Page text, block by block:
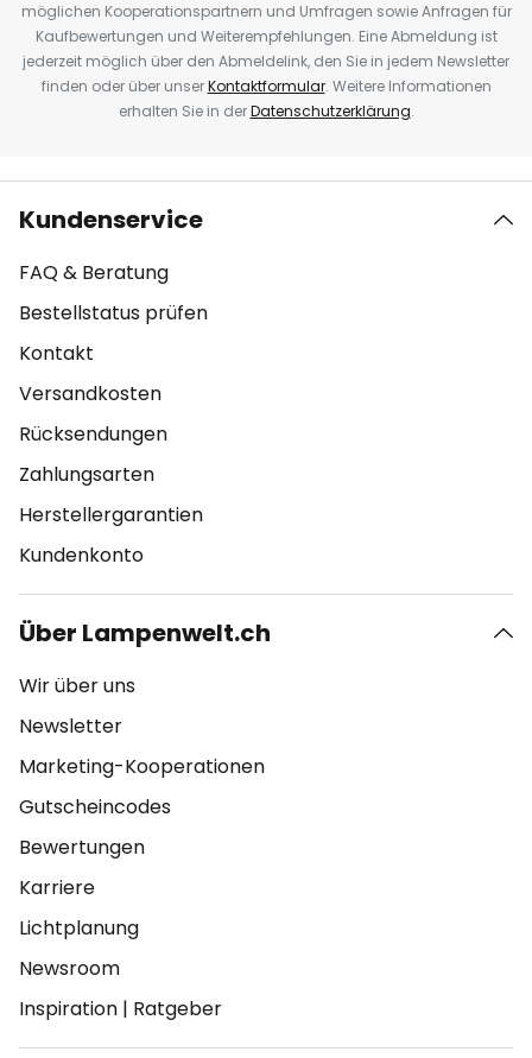
möglichen Kooperationspartnern und Umfragen sowie Anfragen für
Kaufbewertungen und Weiterempfehlungen. Eine Abmeldung ist
jederzeit möglich über den Abmeldelink, den Sie in jedem Newsletter
finden oder über unserKontaktformular. Weitere Informationen
erhalten Sie in derDatenschutzerklärung.
Kundenservice
FAQ & Beratung
Bestellstatus prüfen
Kontakt
Versandkosten
Rücksendungen
Zahlungsarten
Herstellergarantien
Kundenkonto
Über Lampenwelt.ch
Wir über uns
Newsletter
Marketing-Kooperationen
Gutscheincodes
Bewertungen
Karriere
Lichtplanung
Newsroom
Inspiration | Ratgeber